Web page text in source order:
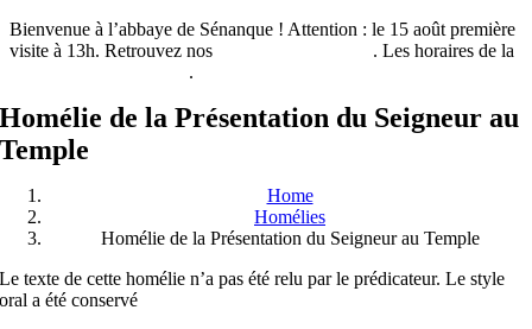
Bienvenue à l’abbaye de Sénanque ! Attention : le 15 août première
visite à 13h. Retrouvez nos
. Les horaires de la
.
Homélie de la Présentation du Seigneur au
Temple
Home
Homélies
Homélie de la Présentation du Seigneur au Temple
Le texte de cette homélie n’a pas été relu par le prédicateur. Le style
oral a été conservé